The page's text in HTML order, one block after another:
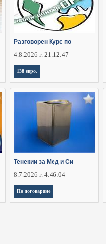
Разговорен Курс по
4.8.2026 г. 21:12:47
138 евро.
Тенекии за Мед и Си
8.7.2026 г. 4:46:04
По договаряне